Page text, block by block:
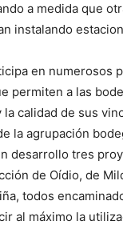
a medida que
instalando
en numerosos
permiten a las
calidad de sus
la agrupación
desarrollo tres
de Oídio, de
todos
al máximo la